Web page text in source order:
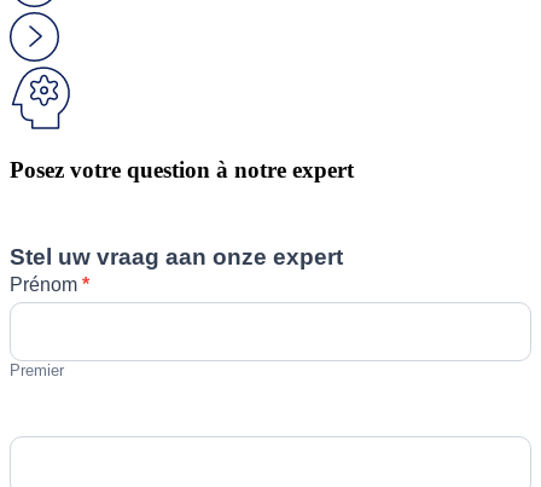
Posez votre question à notre expert
Stel uw vraag aan onze expert
Prénom *
Premier